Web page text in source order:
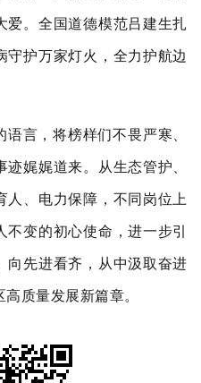
爱。全国道德模范吕建生扎
守护万家灯火，全力护航边
言，将榜样们不畏严寒、
娓娓道来。从生态管护、
人、电力保障，不同岗位上
变的初心使命，进一步引
向先进看齐，从中汲取奋进
质量发展新篇章。